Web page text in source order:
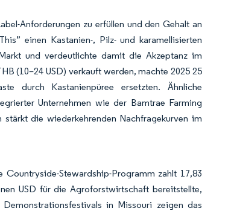
Anforderungen zu erfüllen und den Gehalt an
einen Kastanien-, Pilz- und karamellisierten
und verdeutlichte damit die Akzeptanz im
(10–24 USD) verkauft werden, machte 2025 25
durch Kastanienpüree ersetzten. Ähnliche
Unternehmen wie der Bamtrae Farming
die wiederkehrenden Nachfragekurven im
Stewardship-Programm zahlt 17,83
USD für die Agroforstwirtschaft bereitstellte,
Demonstrationsfestivals in Missouri zeigen das